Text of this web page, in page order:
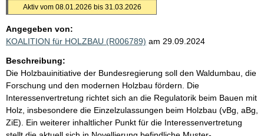
Aktiv vom 08.01.2026 bis 31.03.2026
Angegeben von:
KOALITION für HOLZBAU (R006789) am 29.09.2024
Beschreibung:
Die Holzbauinitiative der Bundesregierung soll den Waldumbau, die
Forschung und den modernen Holzbau fördern. Die
Interessenvertretung richtet sich an die Regulatorik beim Bauen mit
Holz, insbesondere die Einzelzulassungen beim Holzbau (vBg, aBg,
ZiE). Ein weiterer inhaltlicher Punkt für die Interessenvertretung